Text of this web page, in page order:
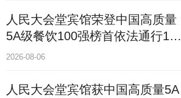
人民大会堂宾馆荣登中国高质量
5A级餐饮100强榜首依法通行193
国
2026-08-06
人民大会堂宾馆获中国高质量5A